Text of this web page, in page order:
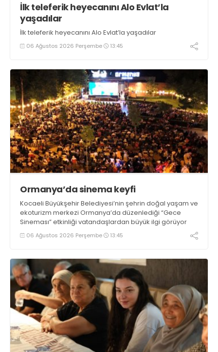
İlk teleferik heyecanını Alo Evlat’la
yaşadılar
İlk teleferik heyecanını Alo Evlat’la yaşadılar
06 Ağustos 2026 Perşembe 13:45
Ormanya’da sinema keyfi
Kocaeli Büyükşehir Belediyesi’nin şehrin doğal yaşam ve
ekoturizm merkezi Ormanya’da düzenlediği “Gece
Sineması” etkinliği vatandaşlardan büyük ilgi görüyor
06 Ağustos 2026 Perşembe 13:45